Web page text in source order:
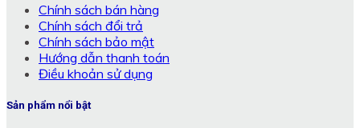
Chính sách bán hàng
Chính sách đổi trả
Chính sách bảo mật
Hướng dẫn thanh toán
Điều khoản sử dụng
Sản phẩm nổi bật